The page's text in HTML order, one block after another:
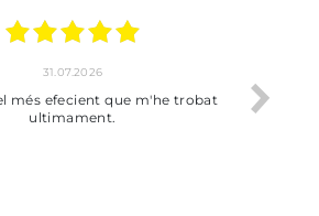
31.07.2026
més efecient que m'he trobat
ultimament.